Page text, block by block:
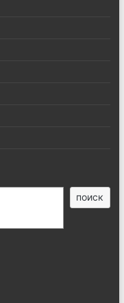
поиск